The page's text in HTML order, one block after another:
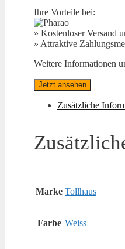
Ihre Vorteile bei:
» Kostenloser Versand
» Attraktive
Weitere Informationen
Jetzt ansehen
Zusätzliche
Marke Tollhaus
Farbe Weiss